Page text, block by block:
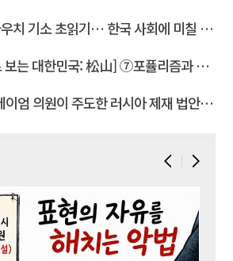
기소 초읽기… 한국 사회에 미칠 파장은
: 松山] ⑦포퓰리즘과 선동은 민주주의를 어떻게 무너뜨리는가
엄 의원이 주도한 러시아 제재 법안 통과